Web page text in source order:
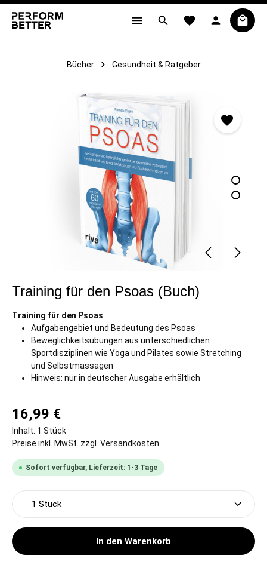
springen
Bücher Gesundheit & Ratgeber
Bildergalerie überspringen
Training für den Psoas (Buch)
Training für den Psoas
Aufgabengebiet und Bedeutung des Psoas
Beweglichkeitsübungen aus unterschiedlichen
Sportdisziplinen wie Yoga und Pilates sowie Stretching
und Selbstmassagen
Hinweis: nur in deutscher Ausgabe erhältlich
16,99 €
Inhalt: 1 Stück
Preise inkl. MwSt. zzgl. Versandkosten
Sofort verfügbar, Lieferzeit: 1-3 Tage
Produkt Anzahl: Gib den gewünschten Wert ein
In den Warenkorb